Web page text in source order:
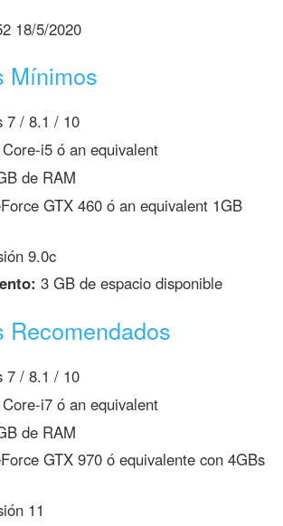
18/5/2020
Mínimos
7 / 8.1 / 10
Core-i5 ó an equivalent
de RAM
GTX 460 ó an equivalent 1GB
9.0c
3 GB de espacio disponible
Recomendados
7 / 8.1 / 10
Core-i7 ó an equivalent
de RAM
GTX 970 ó equivalente con 4GBs
11